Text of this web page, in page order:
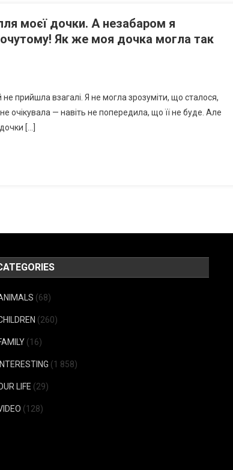
моєї дочки. А незабаром я
Як же моя дочка могла так
прийшла взагалі. Я не могла зрозуміти, що сталося,
очікувала — навіть не попередила, що її не буде. Але
[…]
(68)
(260)
(16)
INTERESTING (1 858)
LIFE (29)
(128)